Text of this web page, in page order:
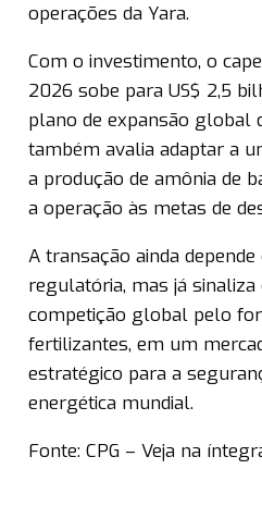
operações da Yara.
Com o investimento, o
2026 sobe para US$ 2,5
plano de expansão global
também avalia adaptar a
a produção de amônia de
a operação às metas de
A transação ainda
regulatória, mas já
competição global pelo
fertilizantes, em um
estratégico para a
energética mundial.
Fonte: CPG – Veja na